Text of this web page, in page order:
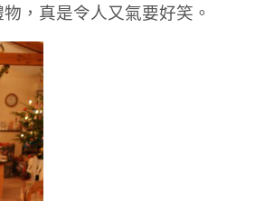
，真是令人又氣要好笑。